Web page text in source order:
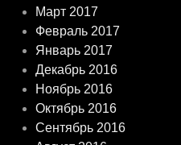
Март 2017
Февраль 2017
Январь 2017
Декабрь 2016
Ноябрь 2016
Октябрь 2016
Сентябрь 2016